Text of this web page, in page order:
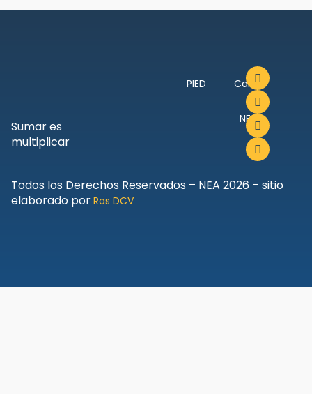
Sumar es
multiplicar
PIED Canal
NEA
Todos los Derechos Reservados – NEA 2026 – sitio
elaborado por Ras DCV